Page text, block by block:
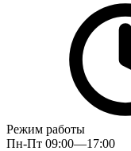
Режим работы
Пн-Пт 09:00—17:00